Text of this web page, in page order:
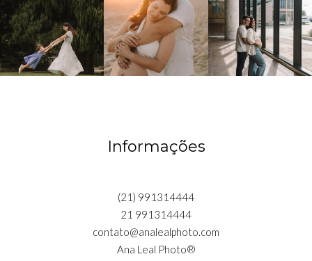
Informações
(21) 991314444
21 991314444
contato@analealphoto.com
Ana Leal Photo®